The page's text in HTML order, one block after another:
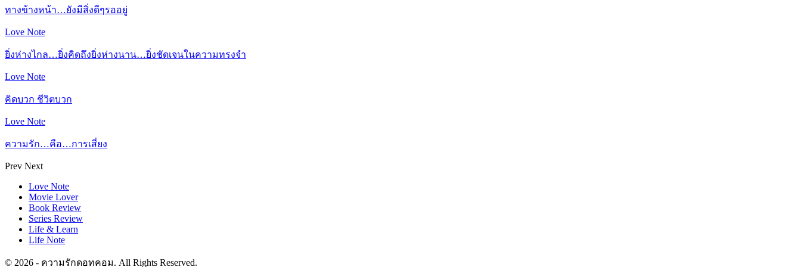
ทางข้างหน้า…ยังมีสิ่งดีๆรออยู่
Love Note
ยิ่งห่างไกล…ยิ่งคิดถึงยิ่งห่างนาน…ยิ่งชัดเจนในความทรงจำ
Love Note
คิดบวก ชีวิตบวก
Love Note
ความรัก…คือ…การเสี่ยง
Prev Next
Love Note
Movie Lover
Book Review
Series Review
Life & Learn
Life Note
© 2026 - ความรักดอทคอม. All Rights Reserved.